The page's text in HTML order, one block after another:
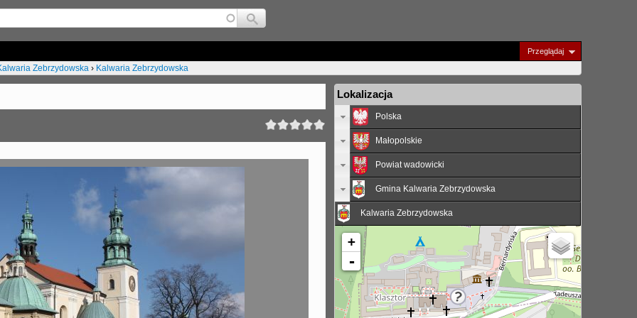
Jump to navigation
Przeglądaj
Zebrzydowska › Kalwaria Zebrzydowska
Lokalizacja
Polska
Małopolskie
Powiat wadowicki
Gmina Kalwaria Zebrzydowska
Kalwaria Zebrzydowska
+
-